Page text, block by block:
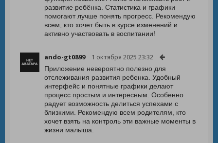
развитие ребёнка. Статистика и графики
помогают лучше понять прогресс. Рекомендую
всем, кто хочет быть в курсе изменений и
активно участвовать в воспитании!
ando-gt0899 1 октября 2025 23:32
Приложение невероятно полезно для
отслеживания развития ребенка. Удобный
интерфейс и понятные графики делают
процесс простым и интересным. Особенно
радует возможность делиться успехами с
близкими. Рекомендую всем родителям, кто
хочет взять на контроль эти важные моменты в
жизни малыша.